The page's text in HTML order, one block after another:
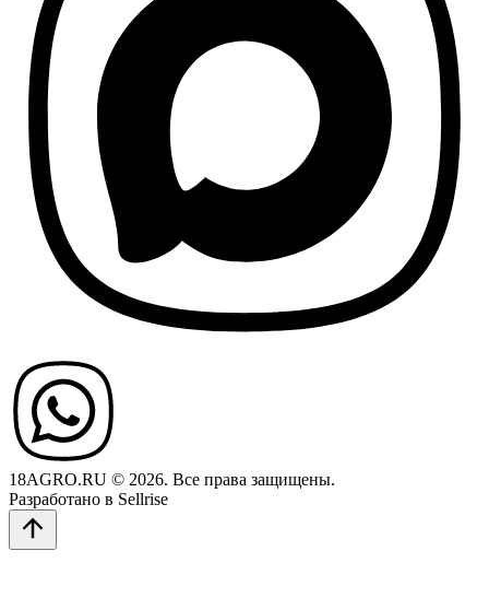
18AGRO.RU © 2026. Все права защищены.
Разработано в Sellrise